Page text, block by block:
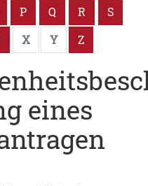
P Q R
S
X Y Z
eines